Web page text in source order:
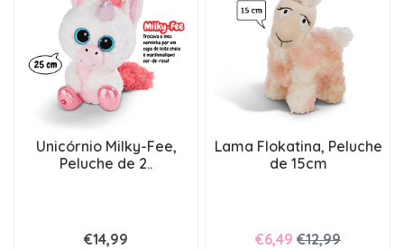
Unicórnio Milky-Fee,
Peluche de 2..
€14,99
Lama Flokatina, Peluche
de 15cm
€6,49 €12,99